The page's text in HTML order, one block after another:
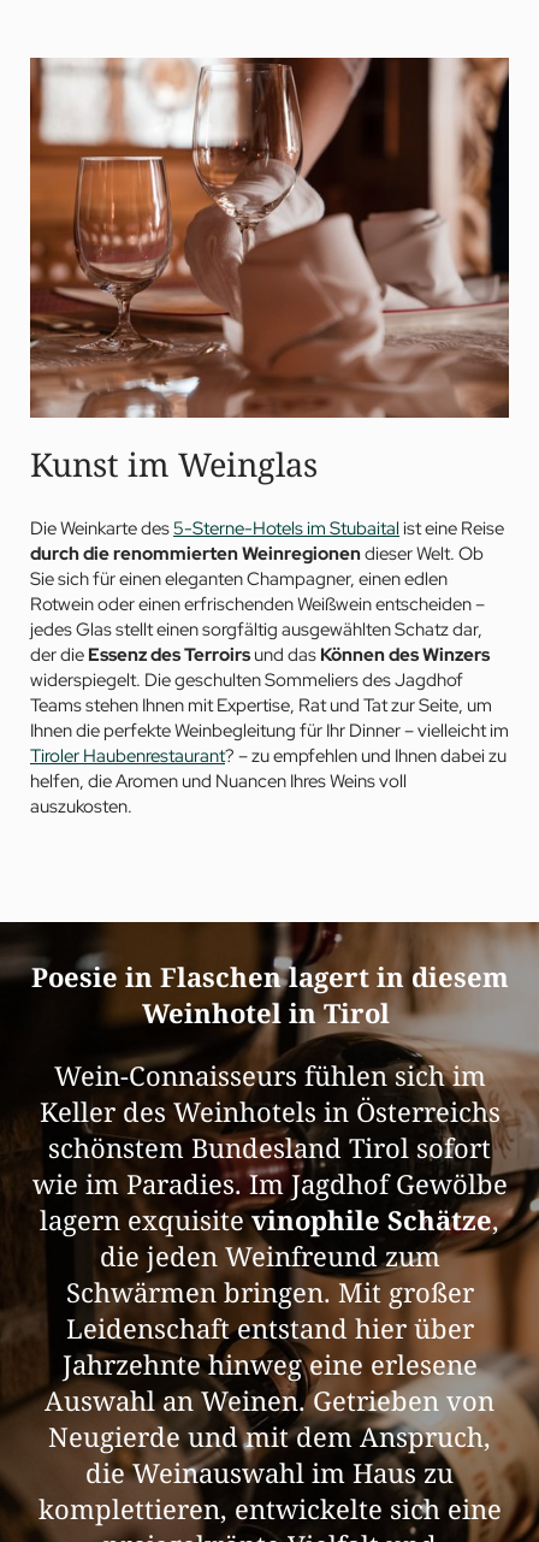
Kunst im Weinglas
Die Weinkarte des5-Sterne-Hotels im Stubaital ist eine Reise
durch die renommierten Weinregionendieser Welt. Ob
Sie sich für einen eleganten Champagner, einen edlen
Rotwein oder einen erfrischenden Weißwein entscheiden –
jedes Glas stellt einen sorgfältig ausgewählten Schatz dar,
der die Essenz des Terroirsund das Können des Winzers
widerspiegelt. Die geschulten Sommeliers des Jagdhof
Teams stehen Ihnen mit Expertise, Rat und Tat zur Seite, um
Ihnen die perfekte Weinbegleitung für Ihr Dinner – vielleicht im
Tiroler Haubenrestaurant? – zu empfehlen und Ihnen dabei zu
helfen, die Aromen und Nuancen Ihres Weins voll
auszukosten.
Poesie in Flaschen lagert in diesem
Weinhotel in Tirol
Wein-Connaisseurs fühlen sich im
Keller des Weinhotels in Österreichs
schönstem Bundesland Tirol sofort
wie im Paradies. Im Jagdhof Gewölbe
lagern exquisitevinophile Schätze,
die jeden Weinfreund zum
Schwärmen bringen. Mit großer
Leidenschaft entstand hier über
Jahrzehnte hinweg eine erlesene
Auswahl an Weinen. Getrieben von
Neugierde und mit dem Anspruch,
die Weinauswahl im Haus zu
komplettieren, entwickelte sich eine